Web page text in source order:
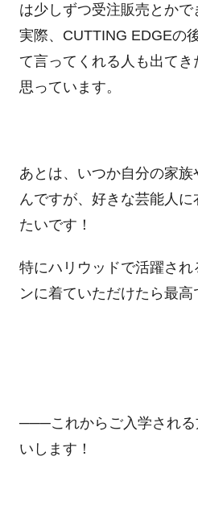
は少しずつ受注販売とかで
実際、 CUTTING EDGEの
て言ってくれる人も出てき
思っています。
あとは、いつか自分の家
んですが、好きな芸能人
たいです！
特にハリウッドで活躍され
ンに着ていただけたら最高
───これからご入学され
いします！